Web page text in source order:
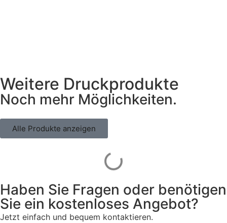
Weitere Druckprodukte
Noch mehr Möglichkeiten.
Alle Produkte anzeigen
Haben Sie Fragen oder benötigen
Sie ein kostenloses Angebot?
Jetzt einfach und bequem kontaktieren.